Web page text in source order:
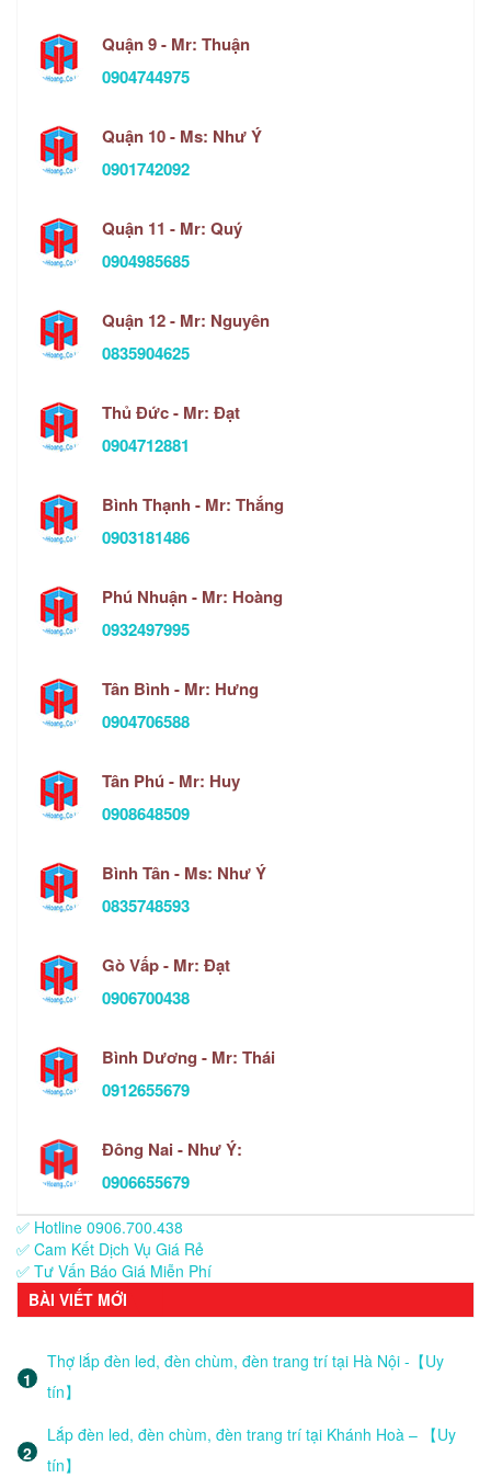
Quận 9 - Mr: Thuận
0904744975
Quận 10 - Ms: Như Ý
0901742092
Quận 11 - Mr: Quý
0904985685
Quận 12 - Mr: Nguyên
0835904625
Thủ Đức - Mr: Đạt
0904712881
Bình Thạnh - Mr: Thắng
0903181486
Phú Nhuận - Mr: Hoàng
0932497995
Tân Bình - Mr: Hưng
0904706588
Tân Phú - Mr: Huy
0908648509
Bình Tân - Ms: Như Ý
0835748593
Gò Vấp - Mr: Đạt
0906700438
Bình Dương - Mr: Thái
0912655679
Đông Nai - Như Ý:
0906655679
✅ Hotline 0906.700.438
✅ Cam Kết Dịch Vụ Giá Rẻ
✅ Tư Vấn Báo Giá Miễn Phí
BÀI VIẾT MỚI
Thợ lắp đèn led, đèn chùm, đèn trang trí tại Hà Nội -【Uy
tín】
Lắp đèn led, đèn chùm, đèn trang trí tại Khánh Hoà – 【Uy
tín】